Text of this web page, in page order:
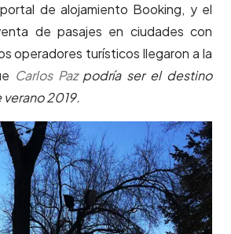
de alojamiento Booking, y el
de pasajes en ciudades con
operadores turísticos llegaron a la
Carlos Paz podría ser el destino
2019.